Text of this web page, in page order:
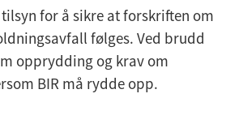
for å sikre at forskriften om
følges. Ved brudd
opprydding og krav om
BIR må rydde opp.